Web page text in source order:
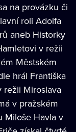
na provázku či
roli Adolfa
aneb Historky
v režii
Městském
hrál Františka
režii Miroslava
v pražském
Miloše Havla v